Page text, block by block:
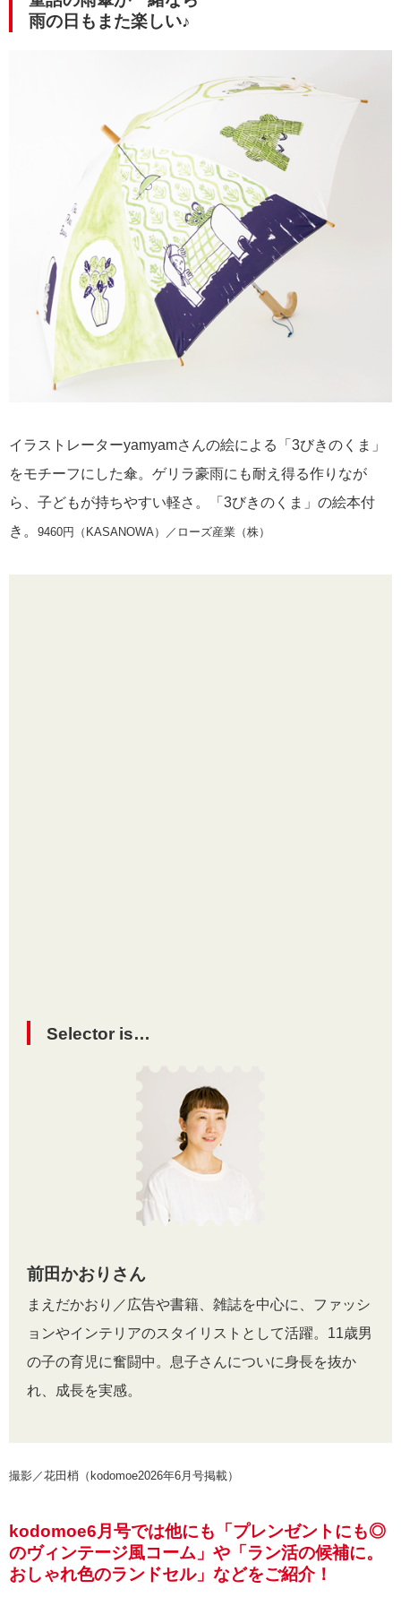
雨の日もまた楽しい♪
イラストレーターyamyamさんの絵による「3びきのくま」
をモチーフにした傘。ゲリラ豪雨にも耐え得る作りなが
ら、子どもが持ちやすい軽さ。「3びきのくま」の絵本付
き。 9460円（KASANOWA）／ローズ産業（株）
Selector is…
前田かおりさん
まえだかおり／広告や書籍、雑誌を中心に、ファッシ
ョンやインテリアのスタイリストとして活躍。11歳男
の子の育児に奮闘中。息子さんについに身長を抜か
れ、成長を実感。
撮影／花田梢（kodomoe2026年6月号掲載）
kodomoe6月号では他にも「プレンゼントにも◎
のヴィンテージ風コーム」や「ラン活の候補に。
おしゃれ色のランドセル」などをご紹介！